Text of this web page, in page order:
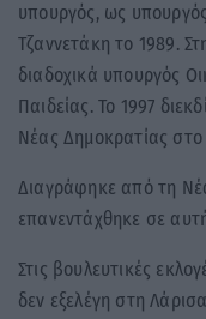
υπουργός, ως
Τζαννετάκη το 1989.
διαδοχικά υπουργός
Παιδείας. Το 1997
Νέας Δημοκρατίας
Διαγράφηκε από τη
επανεντάχθηκε σε
Στις βουλευτικές
δεν εξελέγη στη